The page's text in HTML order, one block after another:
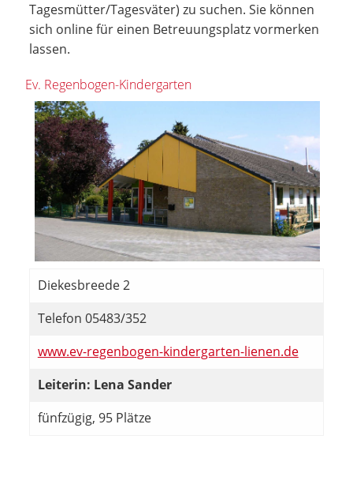
Tagesmütter/Tagesväter) zu suchen. Sie können
sich online für einen Betreuungsplatz vormerken
lassen.
Ev. Regenbogen-Kindergarten
Diekesbreede 2
Telefon 05483/352
www.ev-regenbogen-kindergarten-lienen.de
Leiterin: Lena Sander
fünfzügig, 95 Plätze